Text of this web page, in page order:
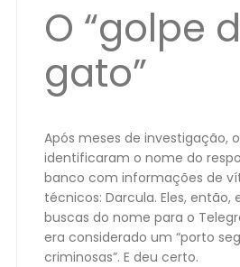
O “golpe
gato”
Após meses de investigação,
identificaram o nome do
banco com informações de
técnicos: Darcula. Eles, então,
buscas do nome para o
era considerado um “porto
criminosas”. E deu certo.